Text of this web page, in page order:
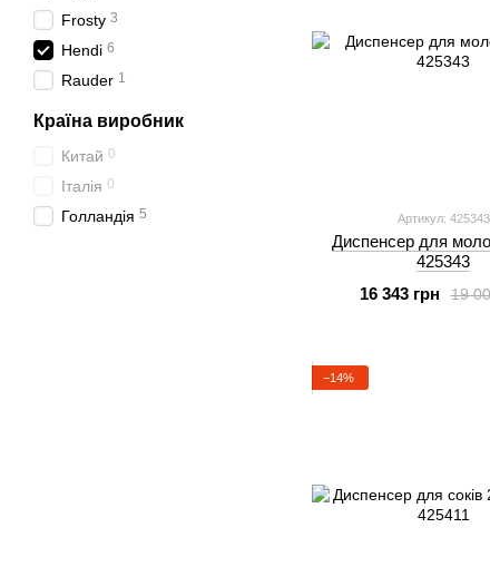
Артикул: 425343
Диспенсер для
425343
19
16 343 грн
−14%
Frosty 3
Hendi 6
Rauder 1
Країна виробник
Китай 0
Італія 0
Голландія 5